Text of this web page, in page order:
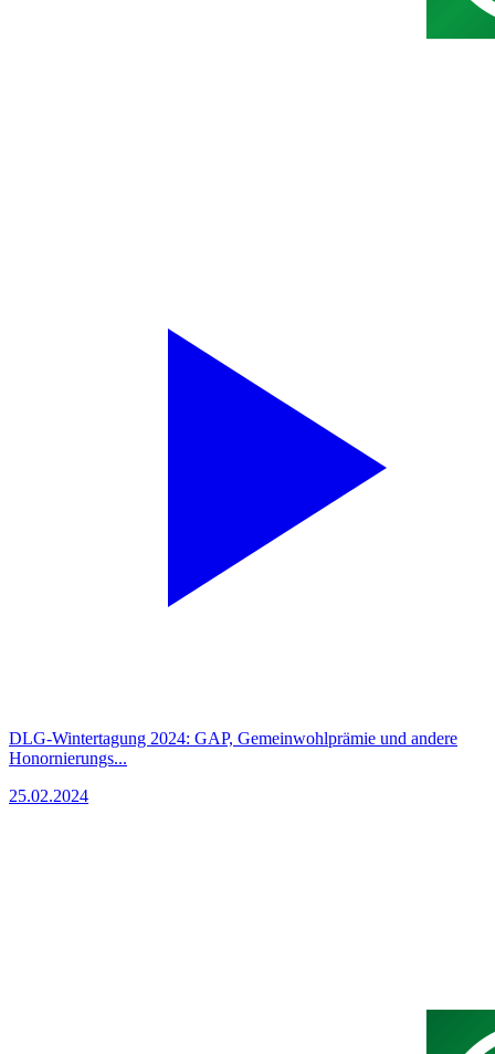
DLG-Wintertagung 2024: GAP, Gemeinwohlprämie und andere
Honornierungs...
25.02.2024